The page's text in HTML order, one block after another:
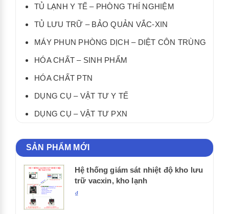
TỦ LẠNH Y TẾ – PHÒNG THÍ NGHIỆM
TỦ LƯU TRỮ – BẢO QUẢN VẮC-XIN
MÁY PHUN PHÒNG DỊCH – DIỆT CÔN TRÙNG
HÓA CHẤT – SINH PHẨM
HÓA CHẤT PTN
DỤNG CỤ – VẬT TƯ Y TẾ
DỤNG CỤ – VẬT TƯ PXN
SẢN PHẨM MỚI
Hệ thống giám sát nhiệt độ kho lưu
trữ vacxin, kho lạnh
₫